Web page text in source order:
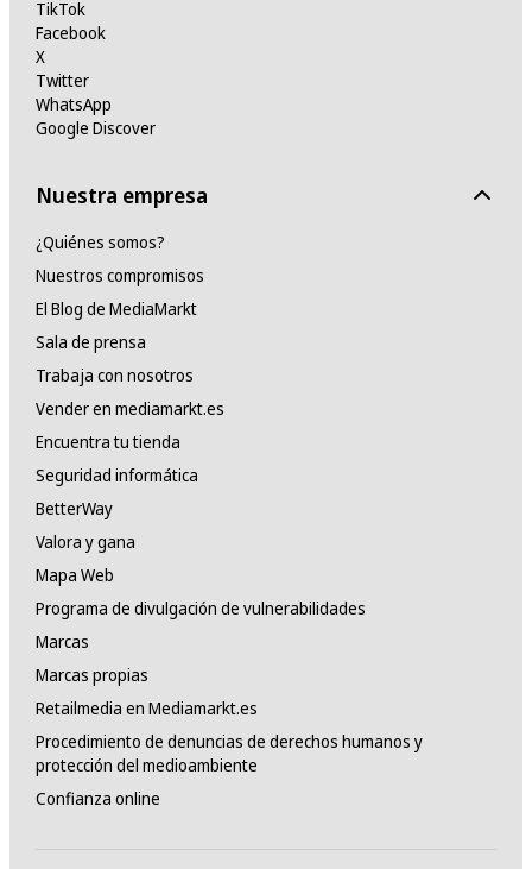
TikTok
Facebook
X
Twitter
WhatsApp
Google Discover
Nuestra empresa
¿Quiénes somos?
Nuestros compromisos
El Blog de MediaMarkt
Sala de prensa
Trabaja con nosotros
Vender en mediamarkt.es
Encuentra tu tienda
Seguridad informática
BetterWay
Valora y gana
Mapa Web
Programa de divulgación de vulnerabilidades
Marcas
Marcas propias
Retailmedia en Mediamarkt.es
Procedimiento de denuncias de derechos humanos y
protección del medioambiente
Confianza online